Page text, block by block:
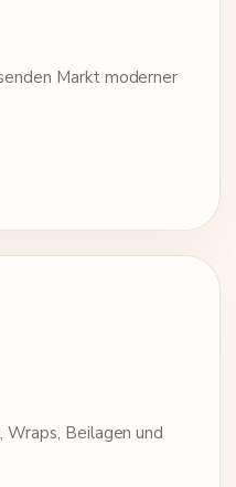
Markt moderner
Wraps, Beilagen und